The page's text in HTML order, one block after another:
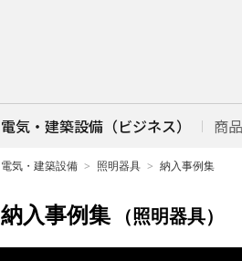
電気・建築設備（ビジネス） 商
電気・建築設備 照明器具 納入事例集
納入事例集 （照明器具）